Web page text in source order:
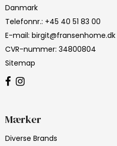
Danmark
Telefonnr.: +45 40 51 83 00
E-mail: birgit@fransenhome.dk
CVR-nummer: 34800804
Sitemap
Mærker
Diverse Brands